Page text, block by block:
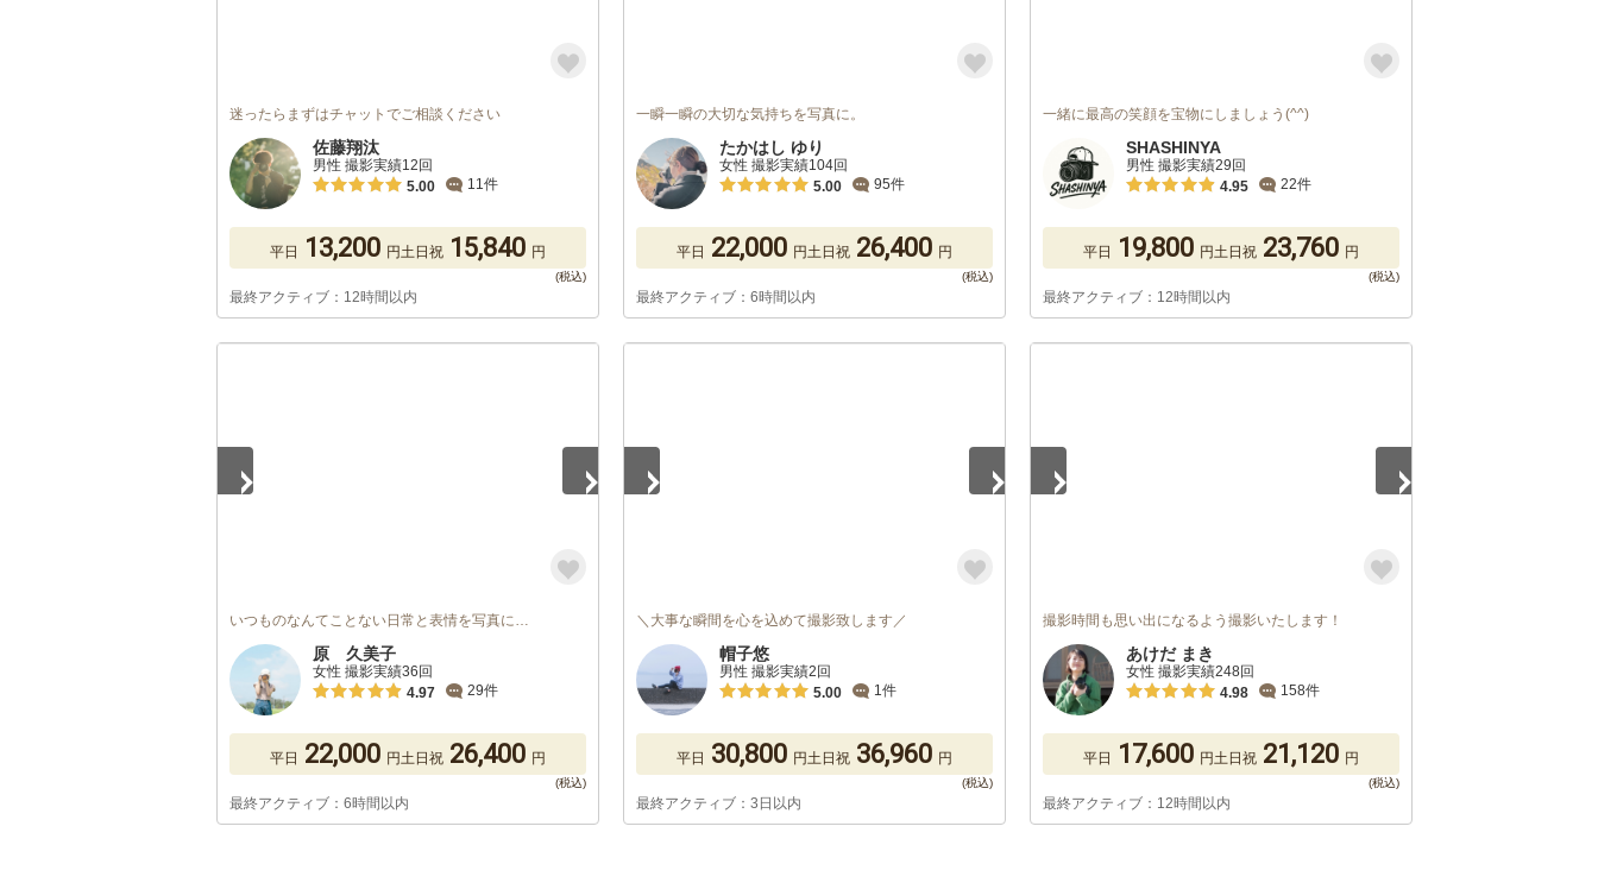
迷ったらまずはチャットでご相談ください
佐藤翔汰
男性 撮影実績12回
5.00
11件
平日 13,200 円土日祝 15,840 円
最終アクティブ：12時間以内
一瞬一瞬の大切な気持ちを写真に。
たかはし ゆり
女性 撮影実績104回
5.00
95件
平日 22,000 円土日祝 26,400 円
最終アクティブ：6時間以内
一緒に最高の笑顔を宝物にしましょう(^^)
SHASHINYA
男性 撮影実績29回
4.95
22件
平日 19,800 円土日祝 23,760 円
最終アクティブ：12時間以内
いつものなんてことない日常と表情を写真に…
原 久美子
女性 撮影実績36回
4.97
29件
平日 22,000 円土日祝 26,400 円
最終アクティブ：6時間以内
＼大事な瞬間を心を込めて撮影致します／
帽子悠
男性 撮影実績2回
5.00
1件
平日 30,800 円土日祝 36,960 円
最終アクティブ：3日以内
撮影時間も思い出になるよう撮影いたします！
あけだ まき
女性 撮影実績248回
4.98
158件
平日 17,600 円土日祝 21,120 円
最終アクティブ：12時間以内